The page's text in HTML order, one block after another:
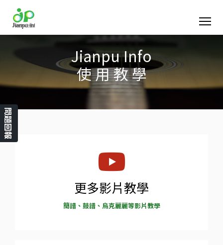
Jianpu Info
使 用 教 學
更多影片教學
簡譜、鼓譜、烏克麗麗等影片教學
問題回報